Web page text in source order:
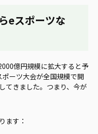
eスポーツな
億円規模に拡大すると予
ーツ大会が全国規模で開
てきました。つまり、今が
ます：